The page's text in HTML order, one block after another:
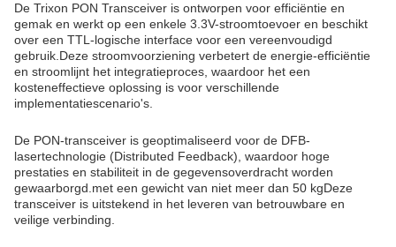
De Trixon PON Transceiver is ontworpen voor efficiëntie en
gemak en werkt op een enkele 3.3V-stroomtoevoer en beschikt
over een TTL-logische interface voor een vereenvoudigd
gebruik.Deze stroomvoorziening verbetert de energie-efficiëntie
en stroomlijnt het integratieproces, waardoor het een
kosteneffectieve oplossing is voor verschillende
implementatiescenario's.
De PON-transceiver is geoptimaliseerd voor de DFB-
lasertechnologie (Distributed Feedback), waardoor hoge
prestaties en stabiliteit in de gegevensoverdracht worden
gewaarborgd.met een gewicht van niet meer dan 50 kgDeze
transceiver is uitstekend in het leveren van betrouwbare en
veilige verbinding.